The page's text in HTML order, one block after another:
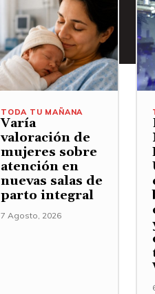
TODA TU MAÑANA
Varía
valoración de
mujeres sobre
atención en
nuevas salas de
parto integral
7 Agosto, 2026